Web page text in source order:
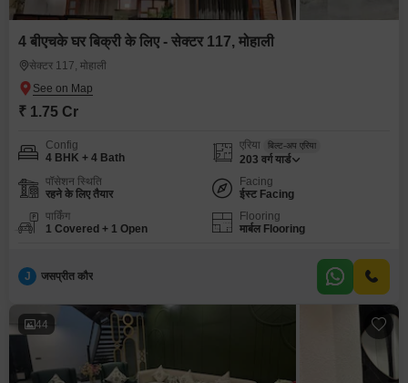
4 बीएचके घर बिक्री के लिए - सेक्टर 117, मोहाली
सेक्टर 117, मोहाली
₹ 1.75 Cr
Config
4 BHK + 4 Bath
एरिया बिल्ट-अप एरिया
203 वर्ग यार्ड
पॉसेशन स्थिति
रहने के लिए तैयार
Facing
ईस्ट Facing
पार्किंग
1 Covered + 1 Open
Flooring
मार्बल Flooring
J जसप्रीत कौर
44